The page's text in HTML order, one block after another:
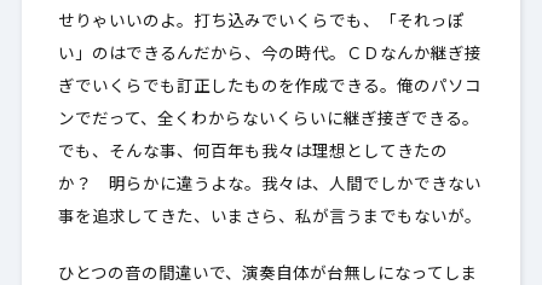
せりゃいいのよ。打ち込みでいくらでも、「それっぽ
い」のはできるんだから、今の時代。ＣＤなんか継ぎ接
ぎでいくらでも訂正したものを作成できる。俺のパソコ
ンでだって、全くわからないくらいに継ぎ接ぎできる。
でも、そんな事、何百年も我々は理想としてきたの
か？ 明らかに違うよな。我々は、人間でしかできない
事を追求してきた、いまさら、私が言うまでもないが。
ひとつの音の間違いで、演奏自体が台無しになってしま